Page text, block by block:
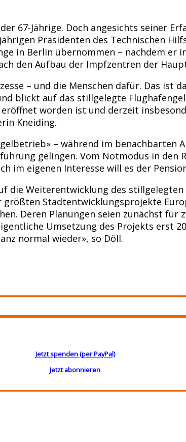
67-Jährige. Doch angesichts seiner
Präsidenten des Technischen
in Berlin übernommen – nachdem er
den Aufbau der Impfzentren der
– und die Menschen dafür. Das ist
blickt auf das stillgelegte
worden ist und derzeit
Kneiding.
– während im
gelingen. Vom Notmodus in den
im eigenen Interesse will es der
die Weiterentwicklung des
größten Stadtentwicklungsprojekte
Deren Planungen seien zunächst
Umsetzung des Projekts erst
normal wieder», so Döll.
Jetzt spenden (per PayPal)
Jetzt abonnieren